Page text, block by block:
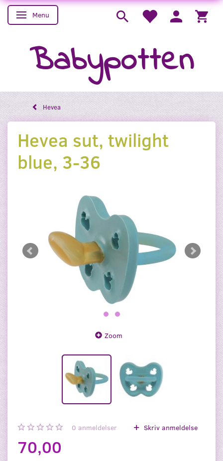
Skifte navigation
Menu
Babypotten
Hevea
Hevea sut, twilight
blue, 3-36
Zoom
0 anmeldelser Skriv anmeldelse
70,00